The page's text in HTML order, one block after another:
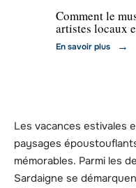
Comment le
artistes locaux
En savoir plus
Les vacances estivales
paysages
mémorables. Parmi les
Sardaigne se